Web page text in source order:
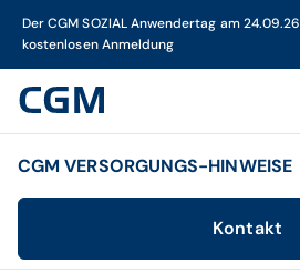
Der CGM SOZIAL Anwendertag am
kostenlosen Anmeldung
CGM VERSORGUNGS-HINWEISE
Kontakt